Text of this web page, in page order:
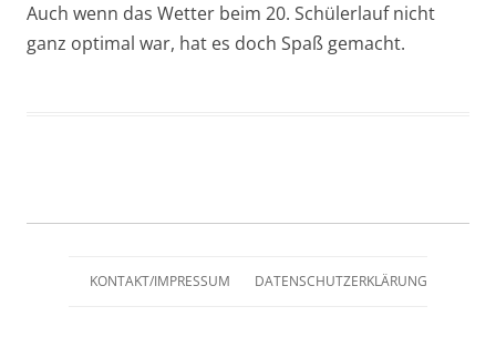
Auch wenn das Wetter beim 20. Schülerlauf nicht
ganz optimal war, hat es doch Spaß gemacht.
KONTAKT/IMPRESSUM DATENSCHUTZERKLÄRUNG